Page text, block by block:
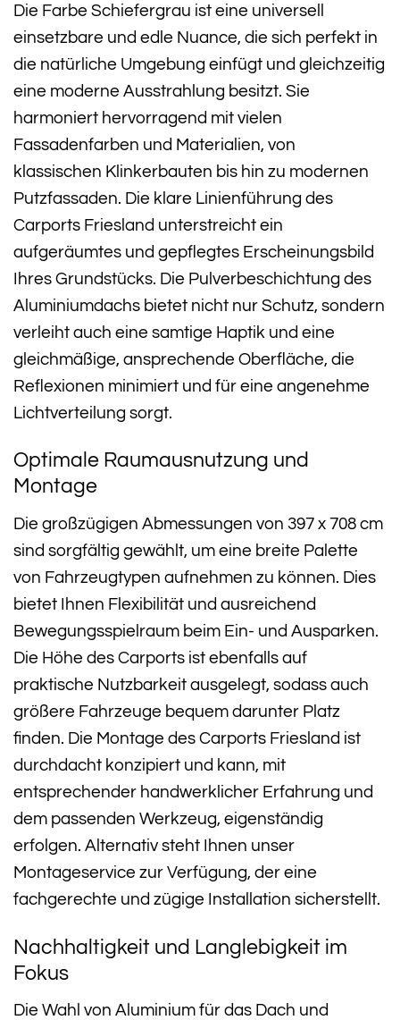
Die Farbe Schiefergrau ist eine universell
einsetzbare und edle Nuance, die sich perfekt in
die natürliche Umgebung einfügt und gleichzeitig
eine moderne Ausstrahlung besitzt. Sie
harmoniert hervorragend mit vielen
Fassadenfarben und Materialien, von
klassischen Klinkerbauten bis hin zu modernen
Putzfassaden. Die klare Linienführung des
Carports Friesland unterstreicht ein
aufgeräumtes und gepflegtes Erscheinungsbild
Ihres Grundstücks. Die Pulverbeschichtung des
Aluminiumdachs bietet nicht nur Schutz, sondern
verleiht auch eine samtige Haptik und eine
gleichmäßige, ansprechende Oberfläche, die
Reflexionen minimiert und für eine angenehme
Lichtverteilung sorgt.
Optimale Raumausnutzung und
Montage
Die großzügigen Abmessungen von 397 x 708 cm
sind sorgfältig gewählt, um eine breite Palette
von Fahrzeugtypen aufnehmen zu können. Dies
bietet Ihnen Flexibilität und ausreichend
Bewegungsspielraum beim Ein- und Ausparken.
Die Höhe des Carports ist ebenfalls auf
praktische Nutzbarkeit ausgelegt, sodass auch
größere Fahrzeuge bequem darunter Platz
finden. Die Montage des Carports Friesland ist
durchdacht konzipiert und kann, mit
entsprechender handwerklicher Erfahrung und
dem passenden Werkzeug, eigenständig
erfolgen. Alternativ steht Ihnen unser
Montageservice zur Verfügung, der eine
fachgerechte und zügige Installation sicherstellt.
Nachhaltigkeit und Langlebigkeit im
Fokus
Die Wahl von Aluminium für das Dach und